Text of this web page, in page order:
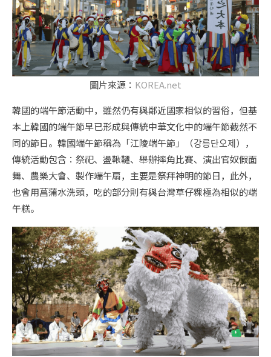
圖片來源： KOREA.net
韓國的端午節活動中，雖然仍有與鄰近國家相似的習俗，但基
本上韓國的端午節早已形成與傳統中華文化中的端午節截然不
同的節日。韓國端午節稱為「江陵端午節」（강릉단오제），
傳統活動包含：祭祀、盪鞦韆、舉辦摔角比賽、演出官奴假面
舞、農樂大會、製作端午扇，主要是祭拜神明的節日，此外，
也會用菖蒲水洗頭，吃的部分則有與台灣草仔粿極為相似的端
午糕。